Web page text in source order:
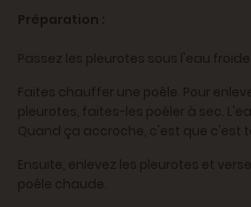
Préparation :
Passez les pleurotes sous l'eau
Faites chauffer une poêle. Pour
pleurotes, faites-les poêler à sec.
Quand ça accroche, c'est que c'est
Ensuite, enlevez les pleurotes et
poêle chaude.